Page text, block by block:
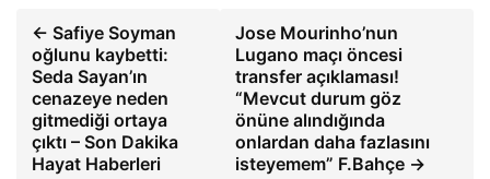
← Safiye Soyman
oğlunu kaybetti:
Seda Sayan’ın
cenazeye neden
gitmediği ortaya
çıktı – Son Dakika
Hayat Haberleri
Jose Mourinho’nun
Lugano maçı öncesi
transfer açıklaması!
“Mevcut durum göz
önüne alındığında
onlardan daha fazlasını
isteyemem” F.Bahçe →